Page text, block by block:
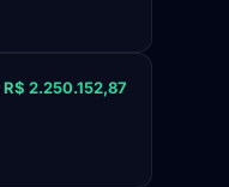
R$ 2.250.152,87